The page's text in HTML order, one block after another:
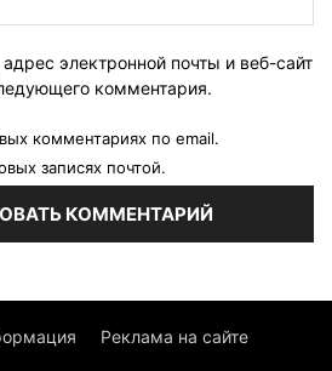
электронной почты и веб-сайт
комментария.
комментариях по email.
записях почтой.
Реклама на сайте